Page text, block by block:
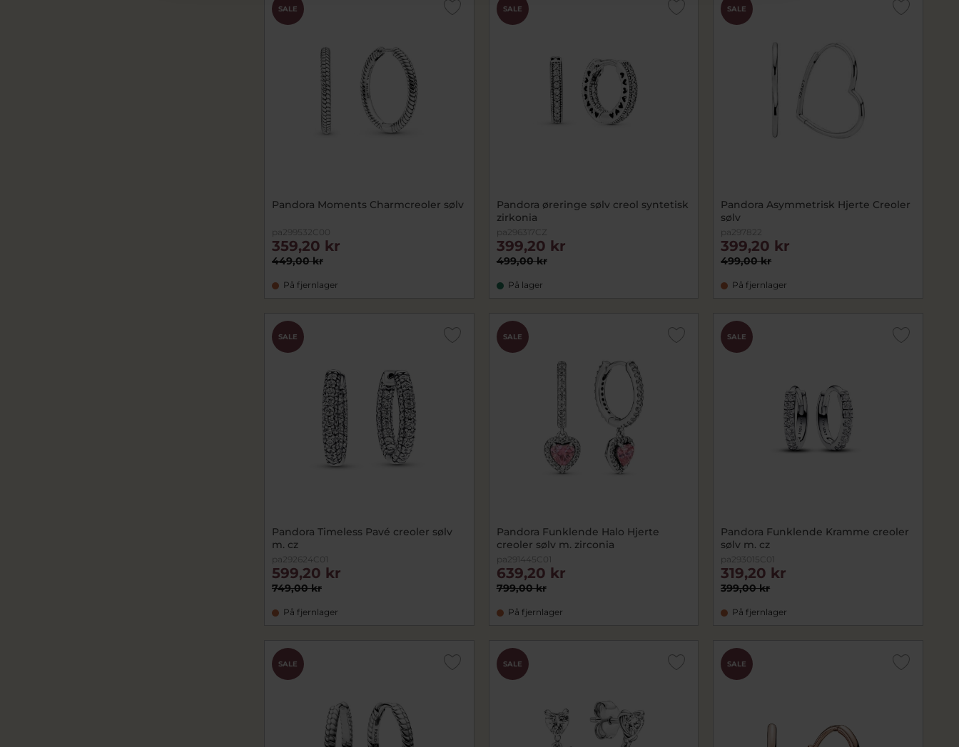
SALE
Pandora Moments Charmcreoler sølv
pa299532C00
449,00 kr
359,20 kr
På fjernlager
SALE
Pandora øreringe sølv creol syntetisk
zirkonia
pa296317CZ
499,00 kr
399,20 kr
På lager
SALE
Pandora Asymmetrisk Hjerte Creoler
sølv
pa297822
499,00 kr
399,20 kr
På fjernlager
SALE
Pandora Timeless Pavé creoler sølv
m. cz
pa292624C01
749,00 kr
599,20 kr
På fjernlager
SALE
Pandora Funklende Halo Hjerte
creoler sølv m. zirconia
pa291445C01
799,00 kr
639,20 kr
På fjernlager
SALE
Pandora Funklende Kramme creoler
sølv m. cz
pa293015C01
399,00 kr
319,20 kr
På fjernlager
SALE SALE SALE